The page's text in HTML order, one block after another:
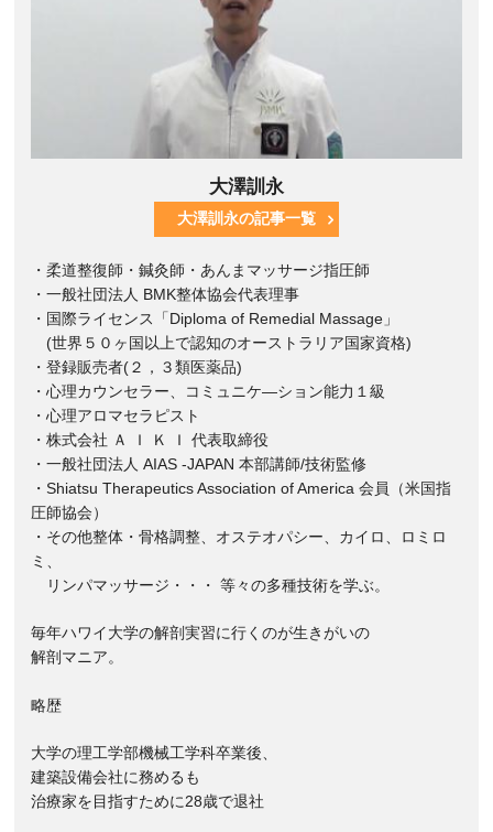
大澤訓永
大澤訓永の記事一覧
・柔道整復師・鍼灸師・あんまマッサージ指圧師
・一般社団法人 BMK整体協会代表理事
・国際ライセンス「Diploma of Remedial Massage」
(世界５０ヶ国以上で認知のオーストラリア国家資格)
・登録販売者(２，３類医薬品)
・心理カウンセラー、コミュニケ―ション能力１級
・心理アロマセラピスト
・株式会社 Ａ Ｉ Ｋ Ｉ 代表取締役
・一般社団法人 AIAS -JAPAN 本部講師/技術監修
・Shiatsu Therapeutics Association of America 会員（米国指
圧師協会）
・その他整体・骨格調整、オステオパシー、カイロ、ロミロ
ミ、
リンパマッサージ・・・ 等々の多種技術を学ぶ。
毎年ハワイ大学の解剖実習に行くのが生きがいの
解剖マニア。
略歴
大学の理工学部機械工学科卒業後、
建築設備会社に務めるも
治療家を目指すために28歳で退社